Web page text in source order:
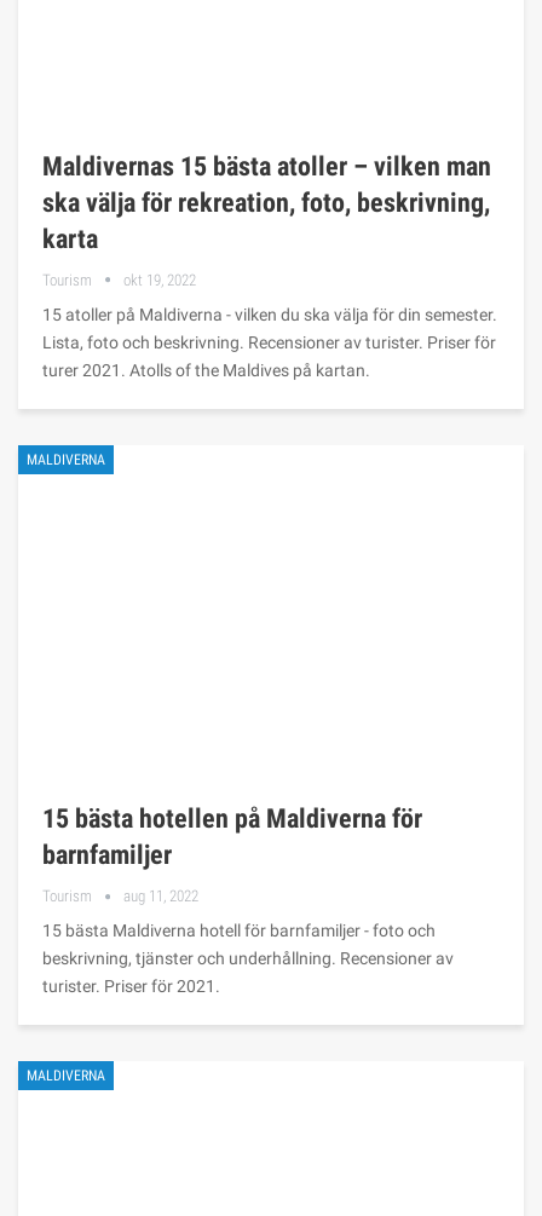
Maldivernas 15 bästa atoller – vilken man
ska välja för rekreation, foto, beskrivning,
karta
Tourism okt 19, 2022
15 atoller på Maldiverna - vilken du ska välja för din semester.
Lista, foto och beskrivning. Recensioner av turister. Priser för
turer 2021. Atolls of the Maldives på kartan.
MALDIVERNA
15 bästa hotellen på Maldiverna för
barnfamiljer
Tourism aug 11, 2022
15 bästa Maldiverna hotell för barnfamiljer - foto och
beskrivning, tjänster och underhållning. Recensioner av
turister. Priser för 2021.
MALDIVERNA